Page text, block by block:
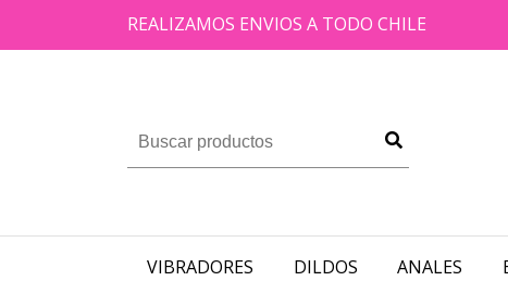
REALIZAMOS ENVIOS A TODO CHILE
VIBRADORES DILDOS ANALES